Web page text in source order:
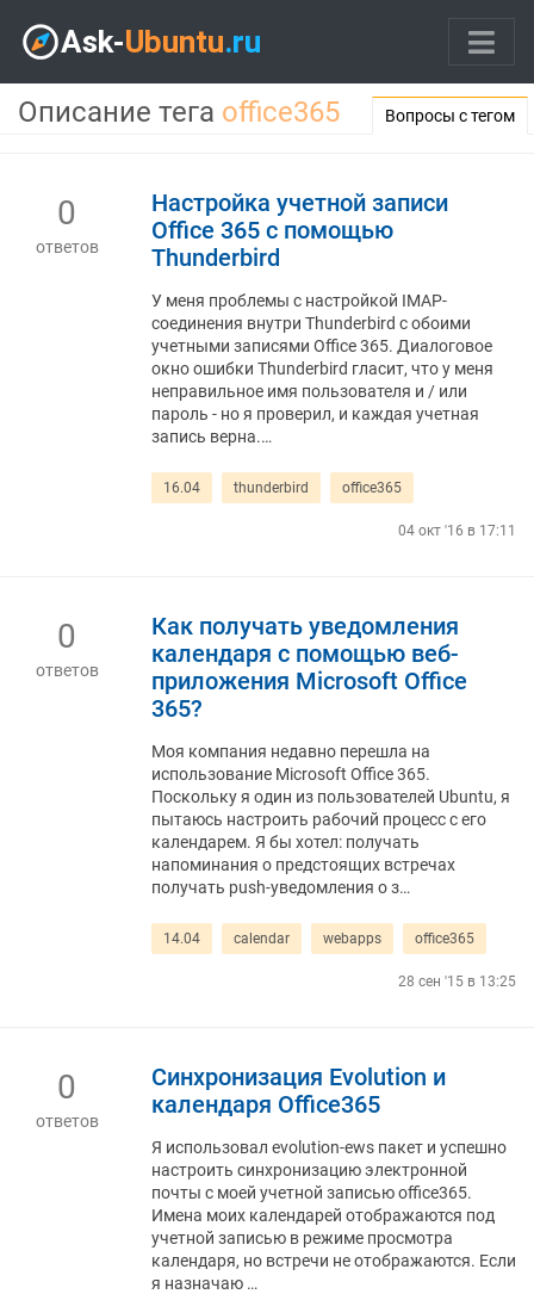
Описание тега office365 Вопросы с тегом
0
ответов
Настройка учетной записи
Office 365 с помощью
Thunderbird
У меня проблемы с настройкой IMAP-
соединения внутри Thunderbird с обоими
учетными записями Office 365. Диалоговое
окно ошибки Thunderbird гласит, что у меня
неправильное имя пользователя и / или
пароль - но я проверил, и каждая учетная
запись верна.…
16.04 thunderbird office365
04 окт '16 в 17:11
0
ответов
Как получать уведомления
календаря с помощью веб-
приложения Microsoft Office
365?
Моя компания недавно перешла на
использование Microsoft Office 365.
Поскольку я один из пользователей Ubuntu, я
пытаюсь настроить рабочий процесс с его
календарем. Я бы хотел: получать
напоминания о предстоящих встречах
получать push-уведомления о з…
14.04 calendar webapps office365
28 сен '15 в 13:25
0
ответов
Синхронизация Evolution и
календаря Office365
Я использовал evolution-ews пакет и успешно
настроить синхронизацию электронной
почты с моей учетной записью office365.
Имена моих календарей отображаются под
учетной записью в режиме просмотра
календаря, но встречи не отображаются. Если
я назначаю …